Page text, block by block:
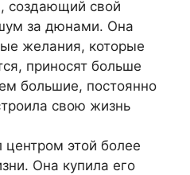
создающий свой
за дюнами. Она
желания, которые
приносят больше
большие, постоянно
свою жизнь
этой более
Она купила его